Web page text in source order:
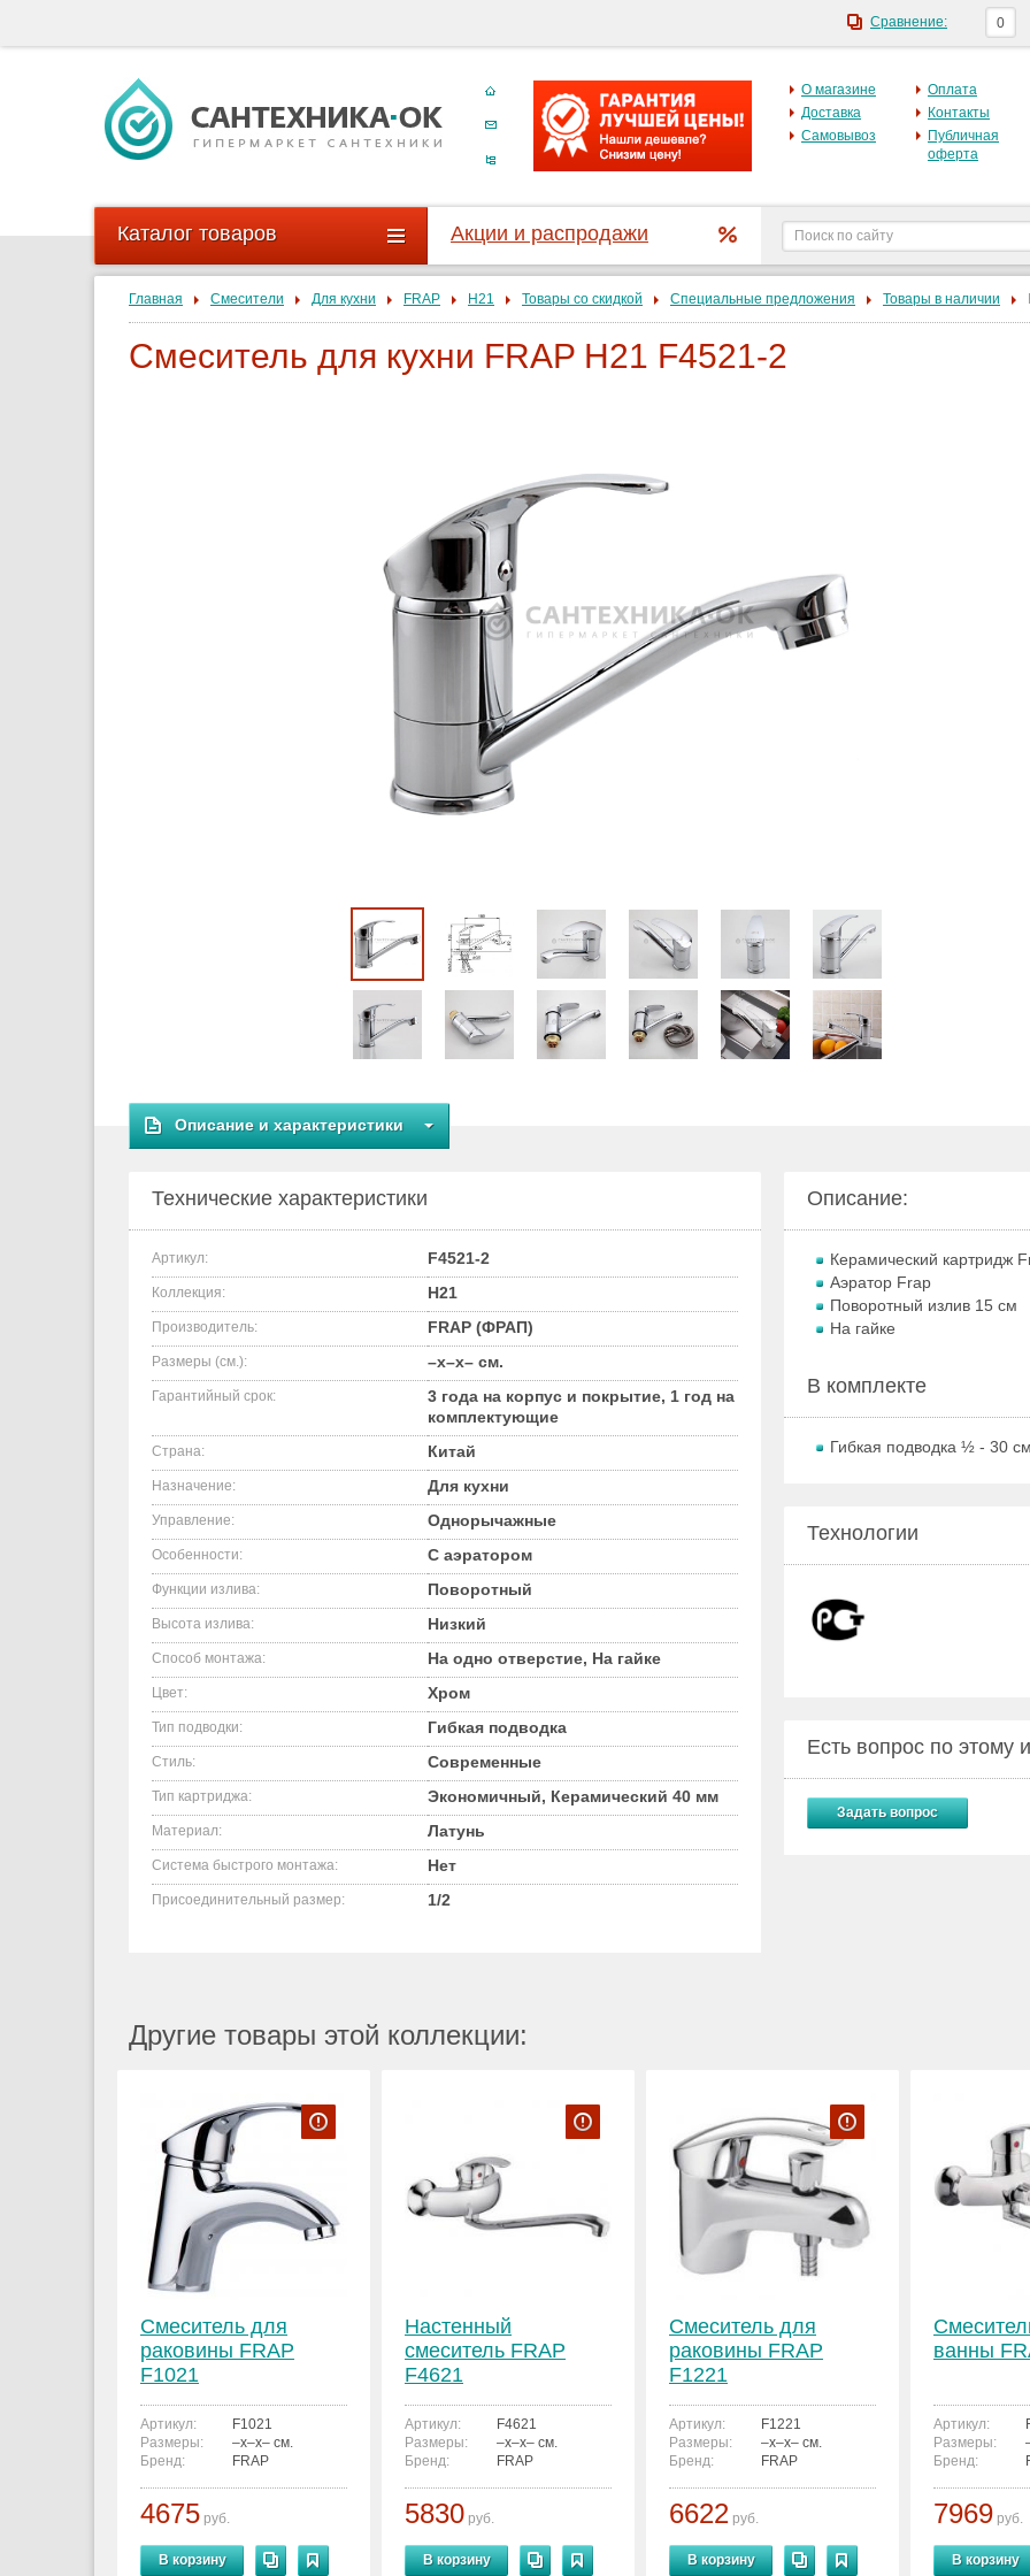
О магазине
Доставка
Самовывоз
Оплата
Контакты
Публичная
оферта
Каталог товаров Акции и распродажи
Главная Смесители Для кухни FRAP H21 Товары со скидкой Специальные предложения Товары в наличии
Смеситель для кухни FRAP H21 F4521-2
Описание и характеристики
Технические характеристики
Артикул: F4521-2
Коллекция: H21
Производитель: FRAP (ФРАП)
Размеры (см.): –x–x– см.
Гарантийный срок:
3 года на корпус и покрытие, 1 год на
комплектующие
Страна: Китай
Назначение: Для кухни
Управление: Однорычажные
Особенности: С аэратором
Функции излива: Поворотный
Высота излива: Низкий
Способ монтажа: На одно отверстие, На гайке
Цвет: Хром
Тип подводки: Гибкая подводка
Стиль: Современные
Тип картриджа: Экономичный, Керамический 40 мм
Материал: Латунь
Система быстрого монтажа: Нет
Присоединительный размер: 1/2
Описание:
Керамический картридж
Аэратор Frap
Поворотный излив 15 см
На гайке
В комплекте
Гибкая подводка ½ - 30 см
Технологии
Есть вопрос по этому
Задать вопрос
Другие товары этой коллекции:
Смеситель для
раковины FRAP
F1021
Артикул:
F1021
Размеры:
–x–x– см.
Бренд:
FRAP
4675 руб.
В корзину
Настенный
смеситель FRAP
F4621
Артикул:
F4621
Размеры:
–x–x– см.
Бренд:
FRAP
5830 руб.
В корзину
Смеситель для
раковины FRAP
F1221
Артикул:
F1221
Размеры:
–x–x– см.
Бренд:
FRAP
6622 руб.
В корзину
ванны
Артикул:
Размеры:
Бренд:
7969 руб.
В корзину
Сравнение: 0